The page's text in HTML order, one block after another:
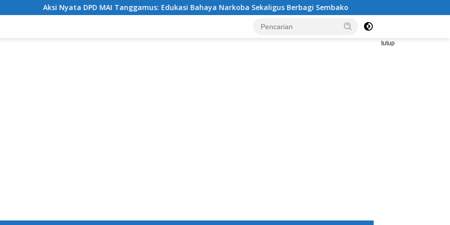
Nyata DPD MAI Tanggamus: Edukasi Bahaya Narkoba Sekaligus Berbagi Sembako Kritik Tajam Sekda Tanggamus:
tutup